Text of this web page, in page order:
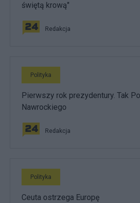
świętą krową"
Redakcja
Polityka
Pierwszy rok prezydentury. Tak
Nawrockiego
Redakcja
Polityka
Ceuta ostrzega Europę